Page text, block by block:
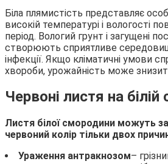
Біла плямистість представляє
високій температурі і вологості
період. Вологий грунт і загущені
створюють сприятливе
інфекції. Якщо кліматичні умови
хвороби, урожайність може
Червоні листя на білій
Листя білої смородини можуть
червоний колір тільки двох
Ураження антракнозом–